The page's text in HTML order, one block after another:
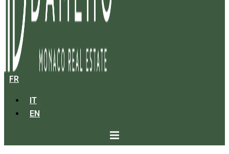
FR
IT
EN